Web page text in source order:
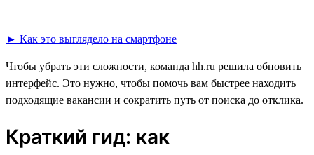
► Как это выглядело на смартфоне
Чтобы убрать эти сложности, команда hh.ru решила обновить
интерфейс. Это нужно, чтобы помочь вам быстрее находить
подходящие вакансии и сократить путь от поиска до отклика.
Краткий гид: как